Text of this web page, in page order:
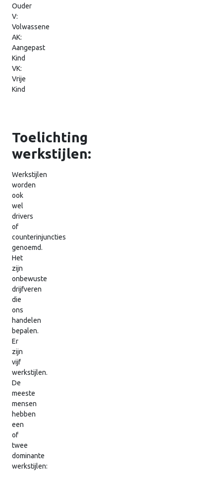
Ouder
V:
Volwassene
AK:
Aangepast
Kind
VK:
Vrije
Kind
Toelichting
werkstijlen:
Werkstijlen
worden
ook
wel
drivers
of
counterinjuncties
genoemd.
Het
zijn
onbewuste
drijfveren
die
ons
handelen
bepalen.
Er
zijn
vijf
werkstijlen.
De
meeste
mensen
hebben
een
of
twee
dominante
werkstijlen: